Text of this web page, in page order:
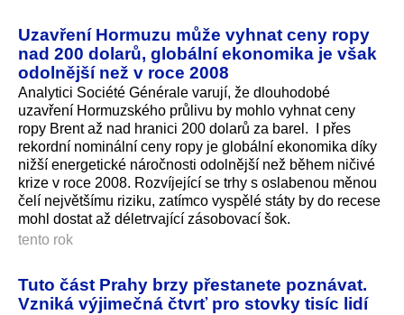
Uzavření Hormuzu může vyhnat ceny ropy
nad 200 dolarů, globální ekonomika je však
odolnější než v roce 2008
Analytici Société Générale varují, že dlouhodobé
uzavření Hormuzského průlivu by mohlo vyhnat ceny
ropy Brent až nad hranici 200 dolarů za barel. I přes
rekordní nominální ceny ropy je globální ekonomika díky
nižší energetické náročnosti odolnější než během ničivé
krize v roce 2008. Rozvíjející se trhy s oslabenou měnou
čelí největšímu riziku, zatímco vyspělé státy by do recese
mohl dostat až déletrvající zásobovací šok.
tento rok
Tuto část Prahy brzy přestanete poznávat.
Vzniká výjimečná čtvrť pro stovky tisíc lidí